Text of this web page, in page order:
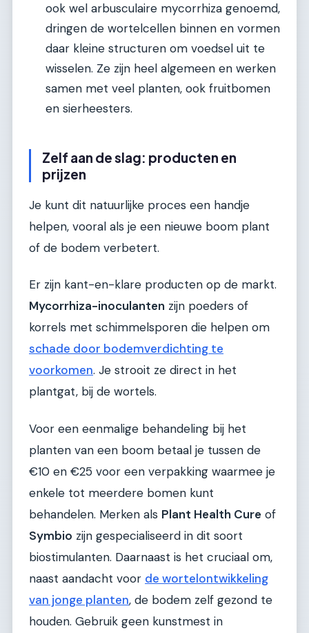
ook wel arbusculaire mycorrhiza genoemd,
dringen de wortelcellen binnen en vormen
daar kleine structuren om voedsel uit te
wisselen. Ze zijn heel algemeen en werken
samen met veel planten, ook fruitbomen
en sierheesters.
Zelf aan de slag: producten en
prijzen
Je kunt dit natuurlijke proces een handje
helpen, vooral als je een nieuwe boom plant
of de bodem verbetert.
Er zijn kant-en-klare producten op de markt.
Mycorrhiza-inoculanten zijn poeders of
korrels met schimmelsporen die helpen om
schade door bodemverdichting te
voorkomen. Je strooit ze direct in het
plantgat, bij de wortels.
Voor een eenmalige behandeling bij het
planten van een boom betaal je tussen de
€10 en €25 voor een verpakking waarmee je
enkele tot meerdere bomen kunt
behandelen. Merken als Plant Health Cure of
Symbio zijn gespecialiseerd in dit soort
biostimulanten. Daarnaast is het cruciaal om,
naast aandacht voor de wortelontwikkeling
van jonge planten, de bodem zelf gezond te
houden. Gebruik geen kunstmest in